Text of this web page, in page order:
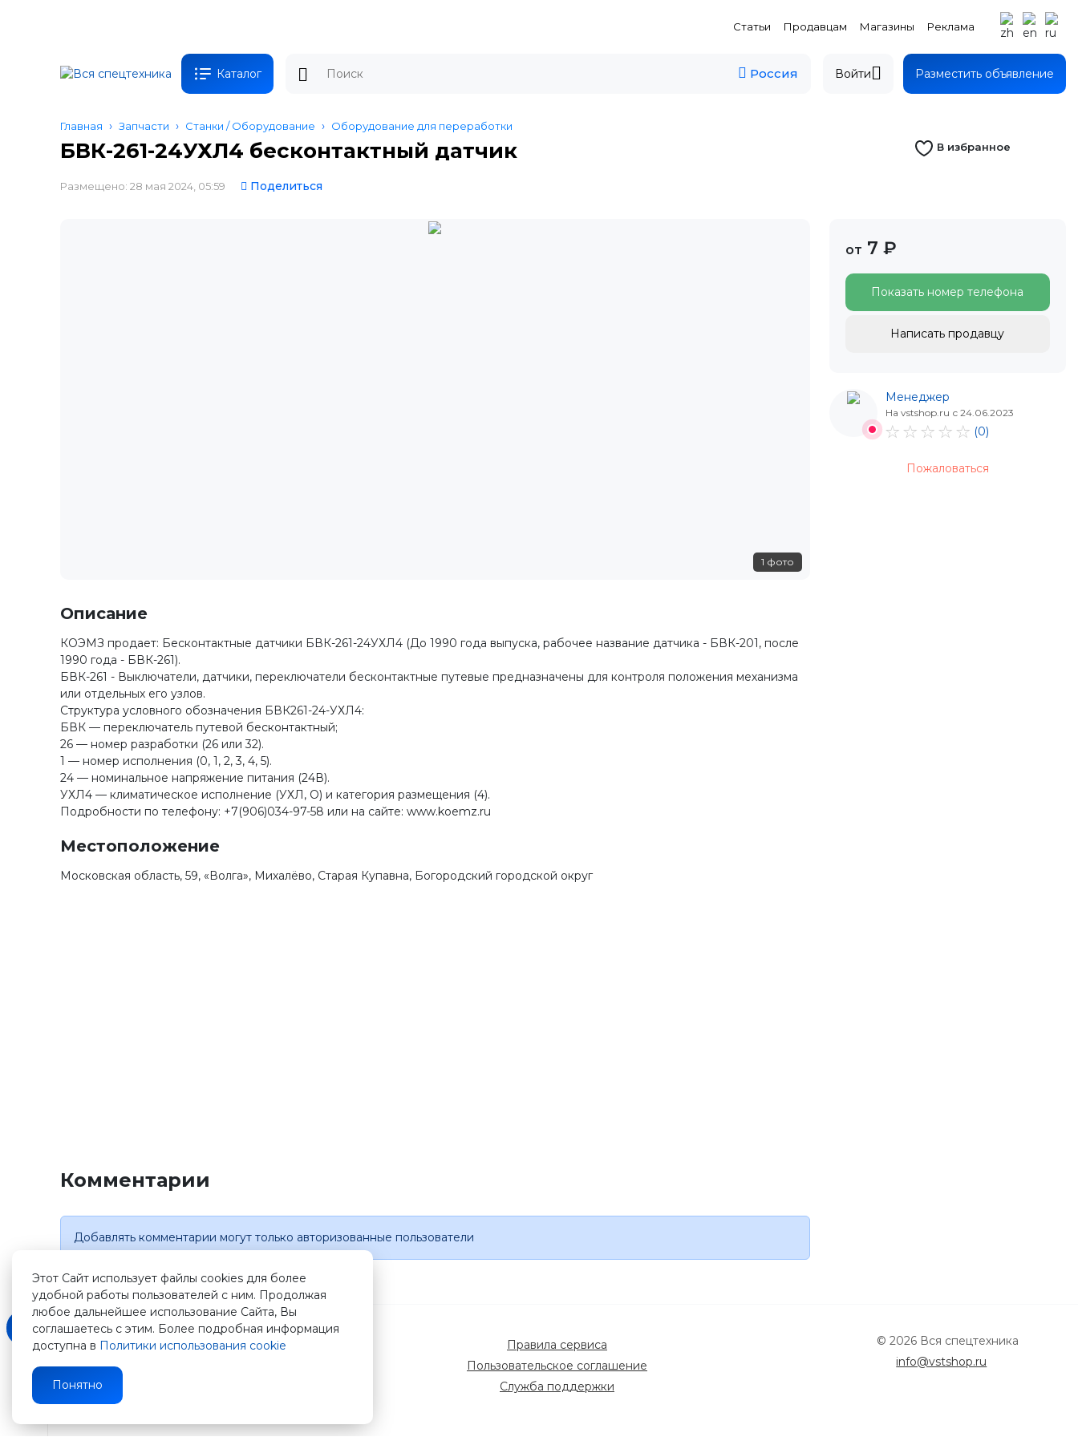
Статьи Продавцам Магазины Реклама
Каталог Россия Войти Разместить объявление
Главная Запчасти Станки / Оборудование Оборудование для переработки
БВК-261-24УХЛ4 бесконтактный датчик В избранное
Размещено: 28 мая 2024, 05:59 Поделиться
1 фото
Описание
КОЭМЗ продает: Бесконтактные датчики БВК-261-24УХЛ4 (До 1990 года выпуска, рабочее название датчика - БВК-201, после
1990 года - БВК-261).
БВК-261 - Выключатели, датчики, переключатели бесконтактные путевые предназначены для контроля положения механизма
или отдельных его узлов.
Структура условного обозначения БВК261-24-УХЛ4:
БВК — переключатель путевой бесконтактный;
26 — номер разработки (26 или 32).
1 — номер исполнения (0, 1, 2, 3, 4, 5).
24 — номинальное напряжение питания (24В).
УХЛ4 — климатическое исполнение (УХЛ, О) и категория размещения (4).
Подробности по телефону: +7(906)034-97-58 или на сайте: www.koemz.ru
Местоположение
Московская область, 59, «Волга», Михалёво, Старая Купавна, Богородский городской округ
Комментарии
Добавлять комментарии могут только авторизованные пользователи
от 7 ₽
Показать номер телефона
Написать продавцу
Менеджер
На vstshop.ru с 24.06.2023
(0)
Пожаловаться
Зарегистрируйтесь
на
сайте
Этот Сайт использует файлы cookies для более
удобной работы пользователей с ним. Продолжая
любое дальнейшее использование Сайта, Вы
соглашаетесь с этим. Более подробная информация
доступна в Политики использования cookie
Понятно
Правила сервиса
Пользовательское соглашение
Служба поддержки
© 2026 Вся спецтехника
info@vstshop.ru